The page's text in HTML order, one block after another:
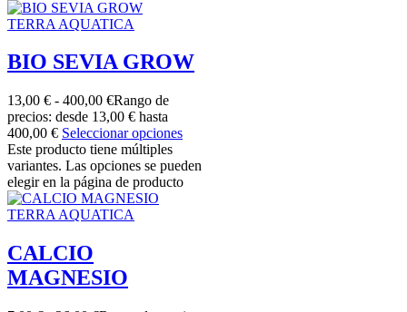
TERRA AQUATICA
BIO SEVIA GROW
13,00 € - 400,00 €Rango de
precios: desde 13,00 € hasta
400,00 € Seleccionar opciones
Este producto tiene múltiples
variantes. Las opciones se pueden
elegir en la página de producto
TERRA AQUATICA
CALCIO
MAGNESIO